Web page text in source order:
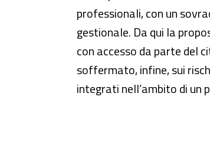
professionali, con un
gestionale. Da qui la
con accesso da parte del
soffermato, infine, sui
integrati nell’ambito di